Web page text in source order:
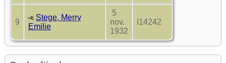
9
Stege, Merry
Emilie
5
nov.
1932
I14242